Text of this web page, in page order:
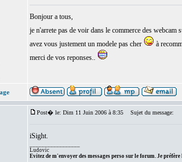
Bonjour a tous,
je n'arrete pas de voir dans le commerce des
avez vous justement un modele pas cher
à
merci de vos reponses..
Post� le: Dim 11 Juin 2006 à 8:35 Sujet du message:
iSight.
Ludovic
Evitez de m'envoyer des messages perso sur le forum. Je préfère